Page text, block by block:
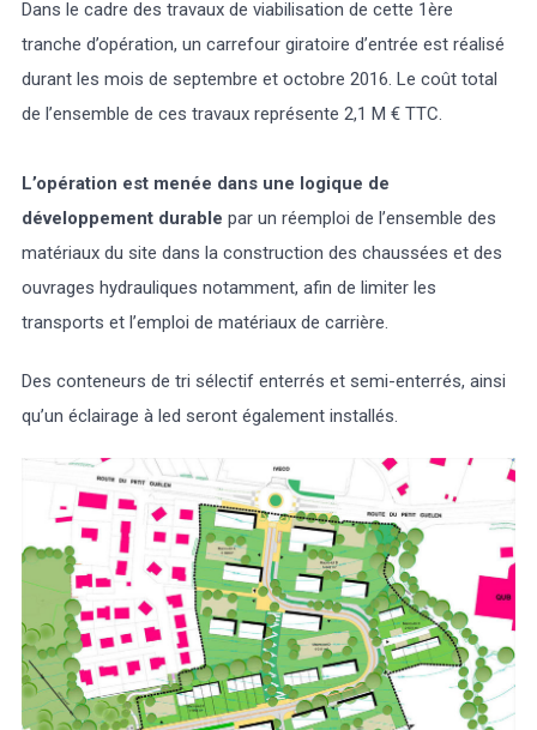
Dans le cadre des travaux de viabilisation de cette 1ère
tranche d’opération, un carrefour giratoire d’entrée est réalisé
durant les mois de septembre et octobre 2016. Le coût total
de l’ensemble de ces travaux représente 2,1 M € TTC.
L’opération est menée dans une logique de
développement durable par un réemploi de l’ensemble des
matériaux du site dans la construction des chaussées et des
ouvrages hydrauliques notamment, afin de limiter les
transports et l’emploi de matériaux de carrière.
Des conteneurs de tri sélectif enterrés et semi-enterrés, ainsi
qu’un éclairage à led seront également installés.